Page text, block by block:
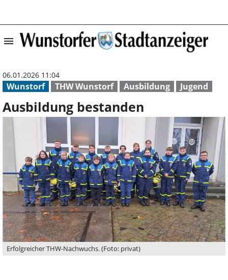
menu Ausbildung
Wunstorf THW Wunstorf Ausbildung Jugend
06.01.2026 11:04
Ausbildung bestanden
Erfolgreicher THW-Nachwuchs. (Foto: privat)